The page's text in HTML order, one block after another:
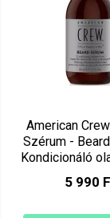
American
Szérum -
Kondicionáló
5 990